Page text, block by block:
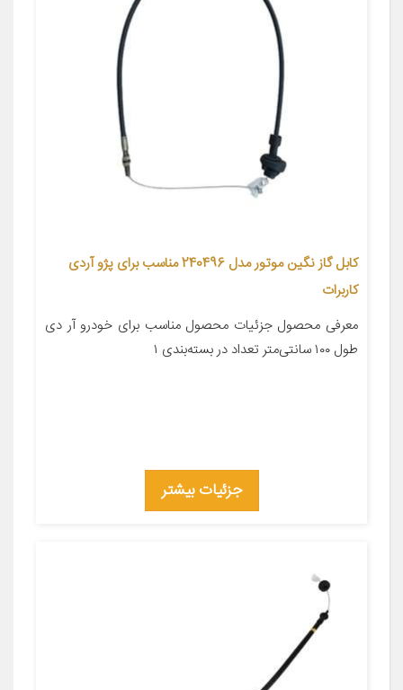
کابل گاز نگین موتور مدل 240496 مناسب برای پژو آردی
کاربرات
معرفی محصول جزئیات محصول مناسب برای خودرو آر دی
طول ۱۰۰ سانتی‌متر تعداد در بسته‌بندی ۱
جزئیات بیشتر